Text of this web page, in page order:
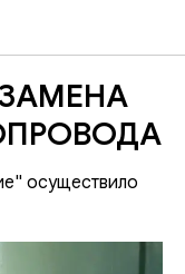
осуществило